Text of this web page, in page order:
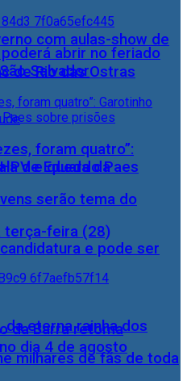
com aulas-show de
de Rio das Ostras
e queda da
serão tema do
terça-feira (28)
da eterna rainha dos
milhares de fãs de toda
abrir no feriado
Salvador
foram quatro”:
de Eduardo Paes
e pode ser
da Barra retoma
dia 4 de agosto